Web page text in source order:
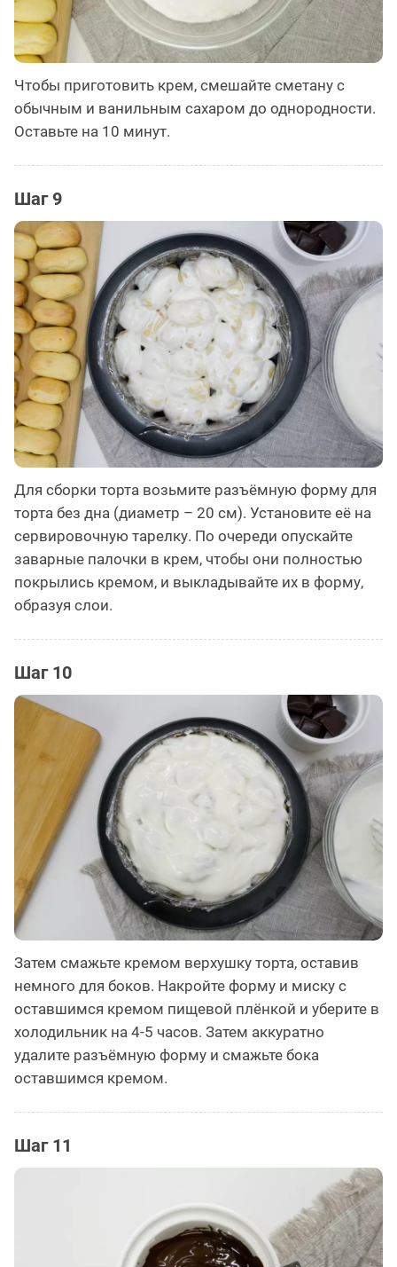
Чтобы приготовить крем, смешайте сметану с
обычным и ванильным сахаром до однородности.
Оставьте на 10 минут.
Шаг 9
Для сборки торта возьмите разъёмную форму для
торта без дна (диаметр – 20 см). Установите её на
сервировочную тарелку. По очереди опускайте
заварные палочки в крем, чтобы они полностью
покрылись кремом, и выкладывайте их в форму,
образуя слои.
Шаг 10
Затем смажьте кремом верхушку торта, оставив
немного для боков. Накройте форму и миску с
оставшимся кремом пищевой плёнкой и уберите в
холодильник на 4-5 часов. Затем аккуратно
удалите разъёмную форму и смажьте бока
оставшимся кремом.
Шаг 11